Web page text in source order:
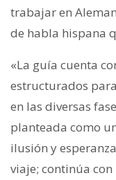
trabajar en
de habla hispana
«La guía cuenta
estructurados
en las diversas
planteada como
ilusión y
viaje; continúa